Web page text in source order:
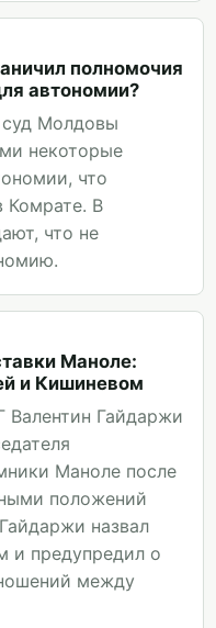
полномочия
автономии?
суд Молдовы
некоторые
что
Комрате. В
что не
Маноле:
и Кишиневом
Валентин Гайдаржи
Маноле после
положений
назвал
и предупредил о
между